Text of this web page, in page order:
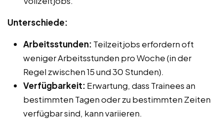
Unterschiede:
Arbeitsstunden: Teilzeitjobs erfordern oft
weniger Arbeitsstunden pro Woche (in der
Regel zwischen 15 und 30 Stunden).
Verfügbarkeit: Erwartung, dass Trainees an
bestimmten Tagen oder zu bestimmten Zeiten
verfügbar sind, kann variieren.